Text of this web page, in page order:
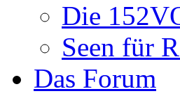
Die
Seen für
Das Forum